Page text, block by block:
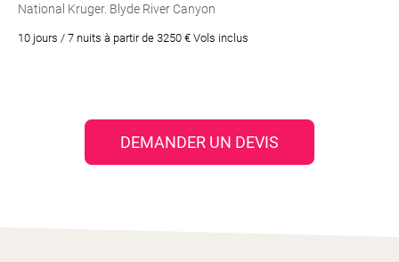
National Kruger. Blyde River Canyon
10 jours / 7 nuits à partir de 3250 € Vols inclus
DEMANDER UN DEVIS